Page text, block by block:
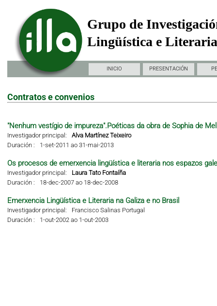
Grupo de
Lingüística e
INICIO PRESENTACIÓN
Contratos e convenios
"Nenhum vestígio de impureza".Poéticas da obra de Sophia de
Investigador principal:
Alva Martínez Teixeiro
Duración :
1-set-2011 ao 31-mai-2013
Os procesos de emerxencia lingüística e literaria nos espazos
Investigador principal:
Laura Tato Fontaíña
Duración :
18-dec-2007 ao 18-dec-2008
Emerxencia Lingüística e Literaria na Galiza e no Brasil
Investigador principal:
Francisco Salinas Portugal
Duración :
1-out-2002 ao 1-out-2003